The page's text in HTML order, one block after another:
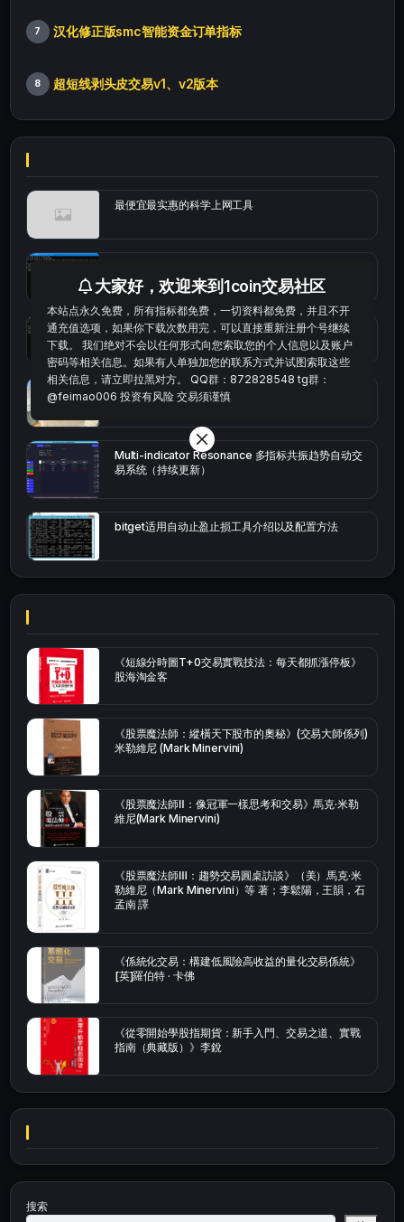
7 汉化修正版smc智能资金订单指标
8 超短线剥头皮交易v1、v2版本
最便宜最实惠的科学上网工具
okx的短线量化的免费版本
bybit安卓端
Multi-indicator Resonance 多指标共振趋势自动交
易系统（持续更新）
bitget适用自动止盈止损工具介绍以及配置方法
《短線分時圖T+0交易實戰技法：每天都抓漲停板》
股海淘金客
《股票魔法師：縱橫天下股市的奧秘》(交易大師係列)
米勒維尼 (Mark Minervini)
《股票魔法師Ⅱ：像冠軍一樣思考和交易》馬克·米勒
維尼(Mark Minervini)
《股票魔法師Ⅲ：趨勢交易圓桌訪談》（美）馬克·米
勒維尼（Mark Minervini）等 著；李鬆陽，王韻，石
孟南 譯
《係統化交易：構建低風險高收益的量化交易係統》
[英]羅伯特 · 卡佛
《從零開始學股指期貨：新手入門、交易之道、實戰
指南（典藏版）》李銳
搜索
大家好，欢迎来到1coin交易社区
本站点永久免费，所有指标都免费，一切资料都免费，并且不开
通充值选项，如果你下载次数用完，可以直接重新注册个号继续
下载。 我们绝对不会以任何形式向您索取您的个人信息以及账户
密码等相关信息。如果有人单独加您的联系方式并试图索取这些
相关信息，请立即拉黑对方。 QQ群：872828548 tg群：
@feimao006 投资有风险 交易须谨慎